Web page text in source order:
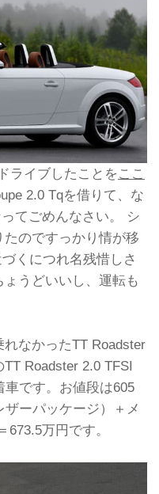
ライブしたことをここ
2.0 Tqを借りて、な
てごめんなさい。 シ
のですっかり情が移
くにつれ名残惜しさ
うどいいし、運転も
なかったTT Roadster
Roadster 2.0 TFSI
です。お値段は605
ーパッケージ）＋メ
万円です。